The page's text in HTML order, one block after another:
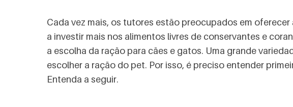
Cada vez mais, os tutores estão preocupados em
a investir mais nos alimentos livres de conservantes e
a escolha da ração para cães e gatos. Uma grande
escolher a ração do pet. Por isso, é preciso entender
Entenda a seguir.